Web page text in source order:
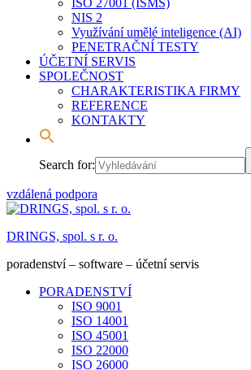
ISO 27001 (ISMS)
NIS 2
Využívání umělé inteligence (AI)
PENETRAČNÍ TESTY
ÚČETNÍ SERVIS
SPOLEČNOST
CHARAKTERISTIKA FIRMY
REFERENCE
KONTAKTY
Search for:
vzdálená podpora
DRINGS, spol. s r. o.
poradenství – software – účetní servis
PORADENSTVÍ
ISO 9001
ISO 14001
ISO 45001
ISO 22000
ISO 26000